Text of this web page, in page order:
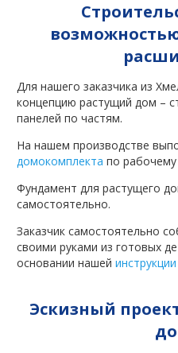
Для нашего заказчика из
концепцию растущий дом –
панелей по частям.
На нашем производстве
домокомплекта по рабочему
Фундамент для растущего
самостоятельно.
Заказчик самостоятельно
своими руками из готовых
основании нашей
Эскизный